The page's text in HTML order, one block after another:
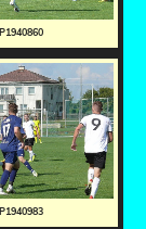
P1940860
P1940983